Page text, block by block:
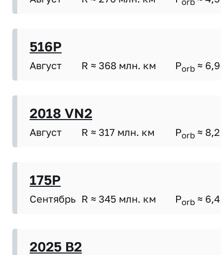
orb
516P
Август R ≈ 368 млн. км Porb ≈ 6,9
2018 VN2
Август R ≈ 317 млн. км Porb ≈ 8,2
175P
Сентябрь R ≈ 345 млн. км Porb ≈ 6,4
2025 B2